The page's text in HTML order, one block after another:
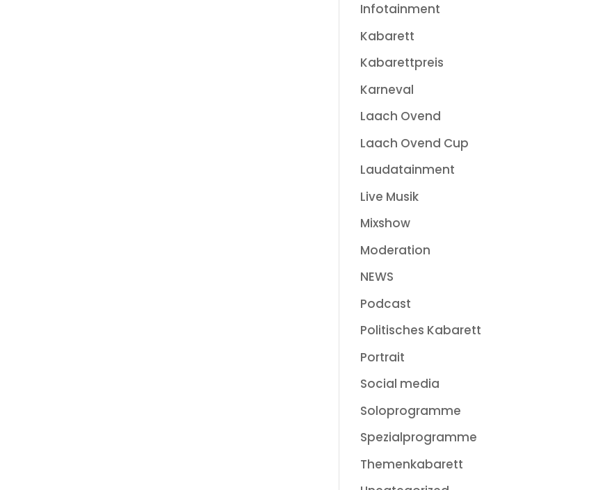
Infotainment
Kabarett
Kabarettpreis
Karneval
Laach Ovend
Laach Ovend Cup
Laudatainment
Live Musik
Mixshow
Moderation
NEWS
Podcast
Politisches Kabarett
Portrait
Social media
Soloprogramme
Spezialprogramme
Themenkabarett